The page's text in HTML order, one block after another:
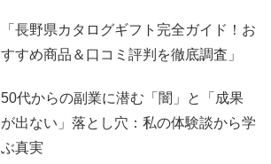
「長野県カタログギフト完全ガイド！お
すすめ商品＆口コミ評判を徹底調査」
50代からの副業に潜む「闇」と「成果
が出ない」落とし穴：私の体験談から学
ぶ真実